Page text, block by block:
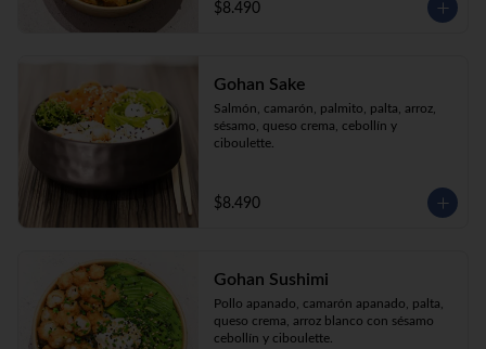
$8.490
Gohan Sake
Salmón, camarón, palmito, palta, arroz,
sésamo, queso crema, cebollín y
ciboulette.
$8.490
Gohan Sushimi
Pollo apanado, camarón apanado, palta,
queso crema, arroz blanco con sésamo
cebollín y ciboulette.